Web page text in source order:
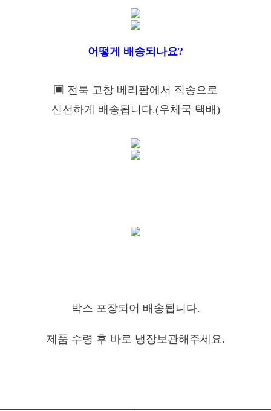
어떻게 배송되나요?
▣ 전북 고창 베리팜에서 직송으로
신선하게 배송됩니다.(우체국 택배)
박스 포장되어 배송됩니다.
제품 수령 후 바로 냉장보관해주세요.